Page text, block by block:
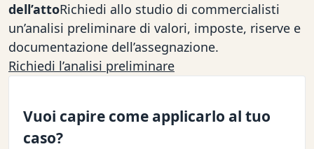
dell’attoRichiedi allo studio di commercialisti
un’analisi preliminare di valori, imposte, riserve e
documentazione dell’assegnazione.
Richiedi l’analisi preliminare
Vuoi capire come applicarlo al tuo
caso?